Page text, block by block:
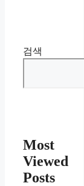
검색
Most
Viewed
Posts